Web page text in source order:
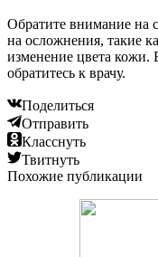
Обратите внимание на
на осложнения, такие
изменение цвета кожи.
обратитесь к врачу.
Поделиться
Отправить
Класснуть
Твитнуть
Похожие публикации